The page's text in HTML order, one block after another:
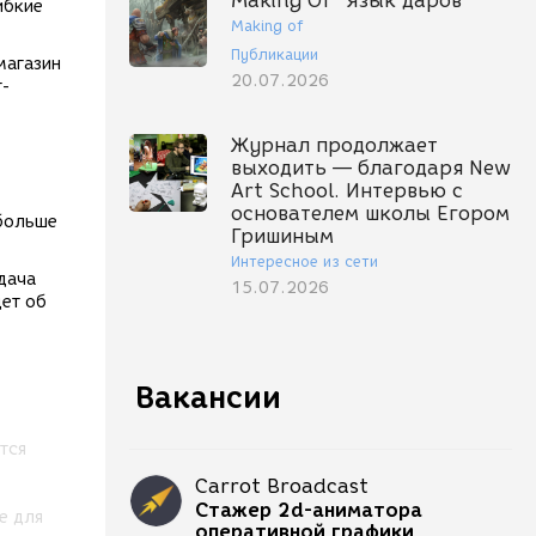
Making of
Публикации
20.07.2026
Журнал продолжает
выходить — благодаря New
Art School. Интервью с
основателем школы Егором
Гришиным
Интересное из сети
15.07.2026
Вакансии
Carrot Broadcast
Стажер 2d-аниматора
об
для